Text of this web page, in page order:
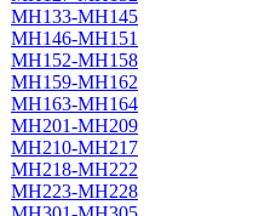
МН133-МН145
МН146-МН151
МН152-МН158
МН159-МН162
МН163-МН164
МН201-МН209
МН210-МН217
МН218-МН222
МН223-МН228